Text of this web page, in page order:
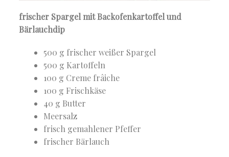
frischer Spargel mit Backofenkartoffel und
Bärlauchdip
500 g frischer weißer Spargel
500 g Kartoffeln
100 g Creme frâiche
100 g Frischkäse
40 g Butter
Meersalz
frisch gemahlener Pfeffer
frischer Bärlauch